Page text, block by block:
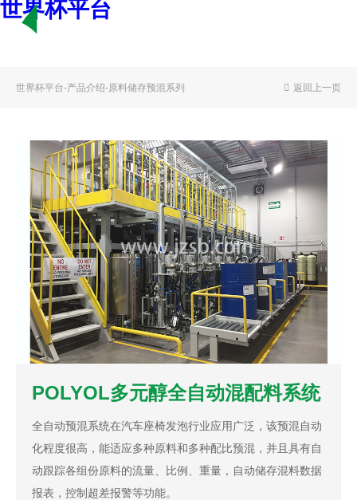
世界杯平台
产品介绍
产品手册下载
新闻资讯
服务支持
世界杯平台-世界杯(中国)
世界杯平台-产品介绍-原料储存预混系列 返回上一页
POLYOL多元醇全自动混配料系统
全自动预混系统在汽车座椅发泡行业应用广泛，该预混自动
化程度很高，能适应多种原料和多种配比预混，并且具有自
动跟踪各组份原料的流量、比例、重量，自动储存混料数据
报表，控制超差报警等功能。